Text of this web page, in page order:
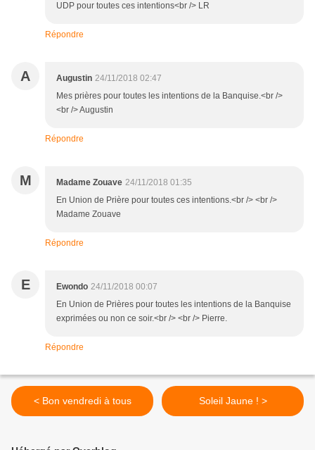
UDP pour toutes ces intentions<br /> LR
Répondre
A Augustin 24/11/2018 02:47
Mes prières pour toutes les intentions de la Banquise.<br />
<br /> Augustin
Répondre
M Madame Zouave 24/11/2018 01:35
En Union de Prière pour toutes ces intentions.<br /> <br />
Madame Zouave
Répondre
E Ewondo 24/11/2018 00:07
En Union de Prières pour toutes les intentions de la Banquise
exprimées ou non ce soir.<br /> <br /> Pierre.
Répondre
< Bon vendredi à tous Soleil Jaune ! >